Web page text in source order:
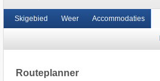
Skigebied Weer Accommodaties
Routeplanner